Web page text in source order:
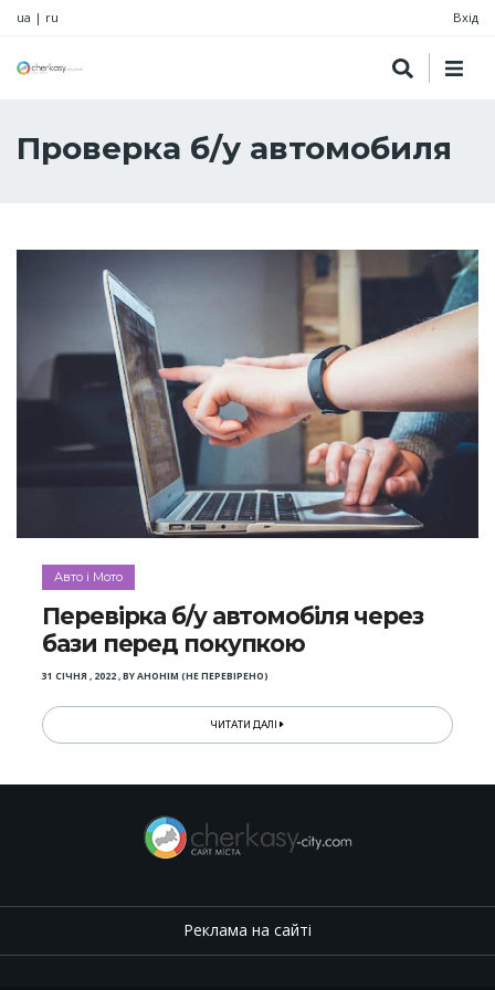
ua | ru Вхід
Проверка б/у автомобиля
Авто і Мото
Перевірка б/у автомобіля через
бази перед покупкою
31 СІЧНЯ , 2022,BYАНОНІМ (НЕ ПЕРЕВІРЕНО)
ЧИТАТИ ДАЛІ
Реклама на сайті